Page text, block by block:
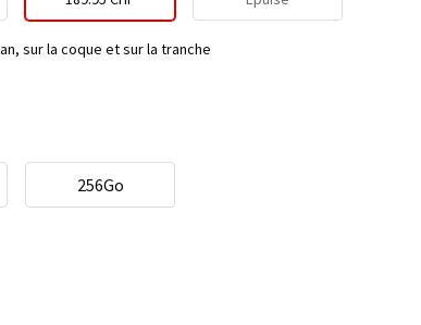
sur la coque et sur la tranche
256Go